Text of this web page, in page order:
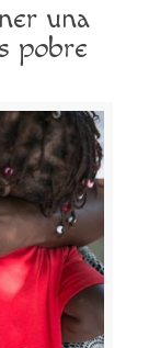
una
pobre